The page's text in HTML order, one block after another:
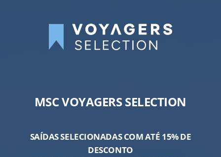
MSC VOYAGERS SELECTION
SAÍDAS SELECIONADAS COM ATÉ 15% DE
DESCONTO